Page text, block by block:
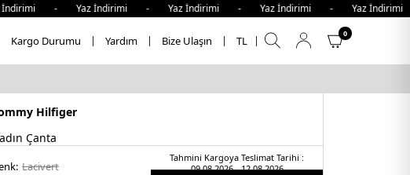
- Yaz İndirimi - Yaz İndirimi - Yaz İndirimi - Yaz
Kargo Durumu Yardım Bize Ulaşın TL
0
Hilfiger
Çanta
Tahmini Kargoya Teslimat Tarihi :
09.08.2026 - 12.08.2026
laci̇vert